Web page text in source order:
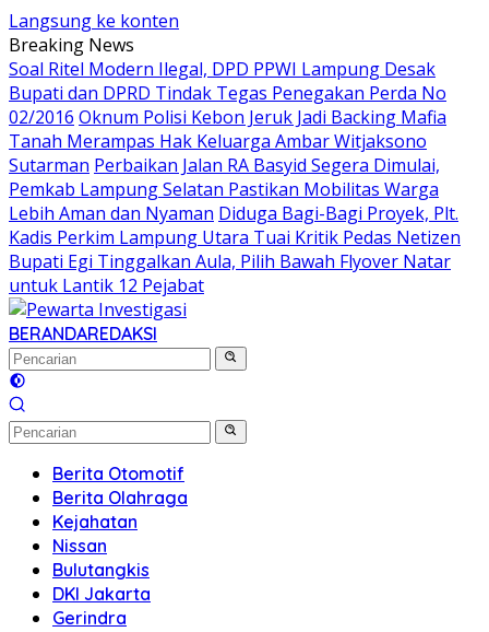
Langsung ke konten
Breaking News
Soal Ritel Modern Ilegal, DPD PPWI Lampung Desak
Bupati dan DPRD Tindak Tegas Penegakan Perda No
02/2016 Oknum Polisi Kebon Jeruk Jadi Backing Mafia
Tanah Merampas Hak Keluarga Ambar Witjaksono
Sutarman Perbaikan Jalan RA Basyid Segera Dimulai,
Pemkab Lampung Selatan Pastikan Mobilitas Warga
Lebih Aman dan Nyaman Diduga Bagi-Bagi Proyek, Plt.
Kadis Perkim Lampung Utara Tuai Kritik Pedas Netizen
Bupati Egi Tinggalkan Aula, Pilih Bawah Flyover Natar
untuk Lantik 12 Pejabat
BERANDAREDAKSI
Berita Otomotif
Berita Olahraga
Kejahatan
Nissan
Bulutangkis
DKI Jakarta
Gerindra